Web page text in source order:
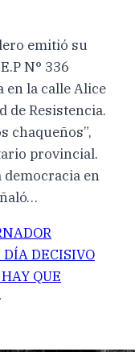
emitió su
N° 336
en la calle Alice
de Resistencia.
chaqueños”,
provincial.
democracia en
DÍA DECISIVO
QUE